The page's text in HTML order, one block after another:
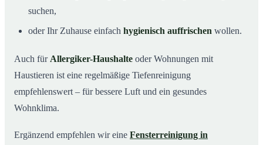
suchen,
oder Ihr Zuhause einfach hygienisch auffrischen wollen.
Auch für Allergiker-Haushalte oder Wohnungen mit
Haustieren ist eine regelmäßige Tiefenreinigung
empfehlenswert – für bessere Luft und ein gesundes
Wohnklima.
Ergänzend empfehlen wir eine Fensterreinigung in